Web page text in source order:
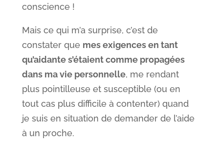
conscience !
Mais ce qui m’a surprise, c’est de
constater que mes exigences en tant
qu’aidante s’étaient comme propagées
dans ma vie personnelle, me rendant
plus pointilleuse et susceptible (ou en
tout cas plus difficile à contenter) quand
je suis en situation de demander de l’aide
à un proche.